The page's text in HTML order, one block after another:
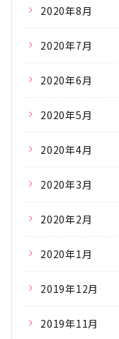
2020年8月
2020年7月
2020年6月
2020年5月
2020年4月
2020年3月
2020年2月
2020年1月
2019年12月
2019年11月